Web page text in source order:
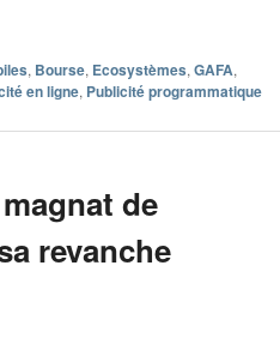
, Bourse, Ecosystèmes, GAFA,
en ligne, Publicité programmatique
de
revanche